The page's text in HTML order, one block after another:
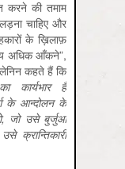
करने की तमाम
चाहिए और
के ख़िलाफ़
अधिक आँकने”,
कहते हैं कि
का कार्यभार
है
के आन्दोलन के
, जो उसे बुर्जुआ
उसे क्रान्तिकारी